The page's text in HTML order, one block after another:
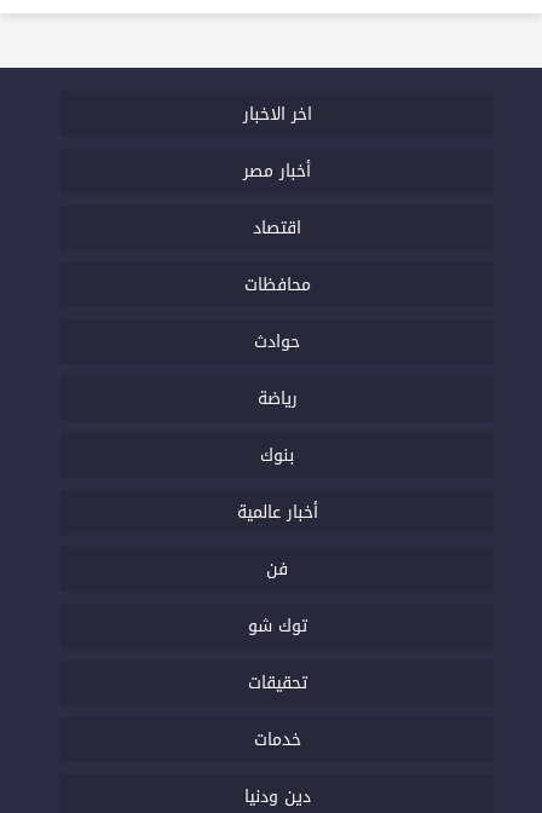
اخر الاخبار
أخبار مصر
اقتصاد
محافظات
حوادث
رياضة
بنوك
أخبار عالمية
فن
توك شو
تحقيقات
خدمات
دين ودنيا